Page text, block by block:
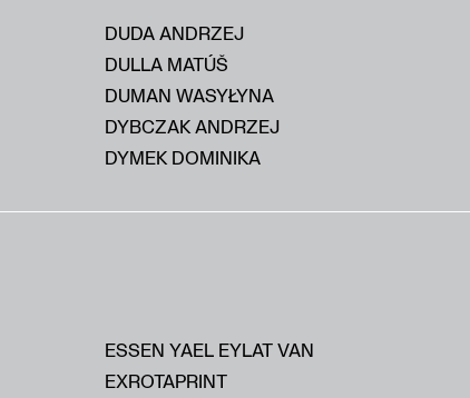
DUDA ANDRZEJ
DULLA MATÚŠ
DUMAN WASYŁYNA
DYBCZAK ANDRZEJ
DYMEK DOMINIKA
ESSEN YAEL EYLAT VAN
EXROTAPRINT